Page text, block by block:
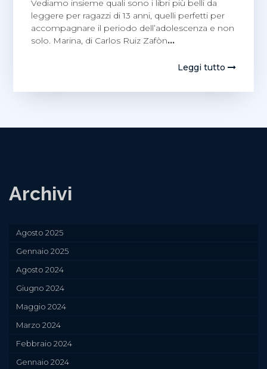
Vediamo insieme quali sono i libri più belli da
leggere per ragazzi di 13 anni, quelli perfetti per
accompagnare il periodo dell’adolescenza e non
solo. Marina, di Carlos Ruiz Zafòn…
Leggi tutto
Archivi
Agosto 2025
Gennaio 2025
Agosto 2024
Giugno 2024
Maggio 2024
Marzo 2024
Febbraio 2024
Gennaio 2024